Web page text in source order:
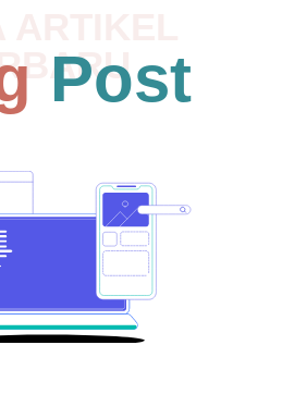
Post